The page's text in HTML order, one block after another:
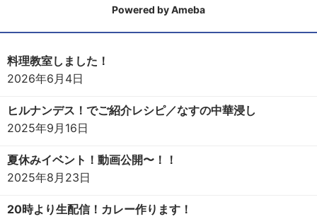
Powered by Ameba
料理教室しました！
2026年6月4日
ヒルナンデス！でご紹介レシピ／なすの中華浸し
2025年9月16日
夏休みイベント！動画公開〜！！
2025年8月23日
20時より生配信！カレー作ります！